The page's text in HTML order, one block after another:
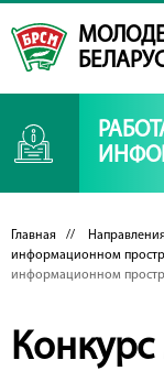
Главная //
информационном
информационном